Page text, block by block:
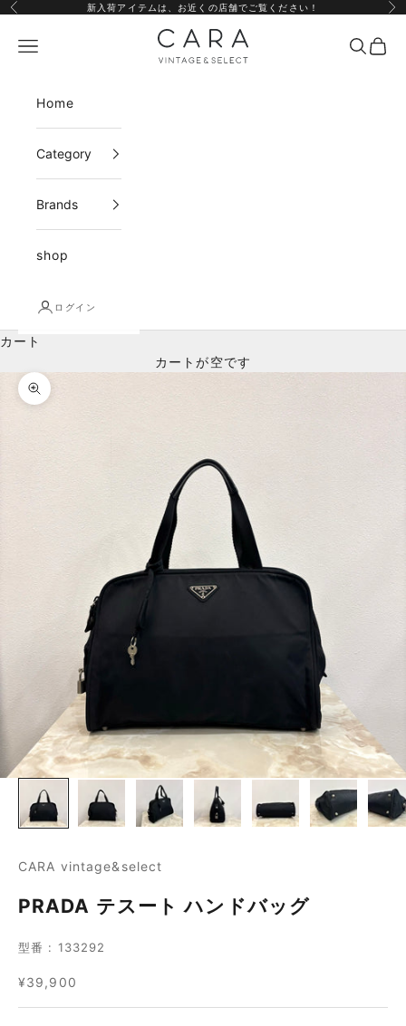
コンテンツへスキップ
前へ 新入荷アイテムは、 お近くの店舗でご覧ください！ 次
CARA vintage&select
メニュー 検索カー
Home
Category
Brands
shop
ログイン
カート
カートが空です
ズームイン
CARA vintage&select
PRADA テスート ハンドバッグ
型番 : 133292
セール価格
¥39,900